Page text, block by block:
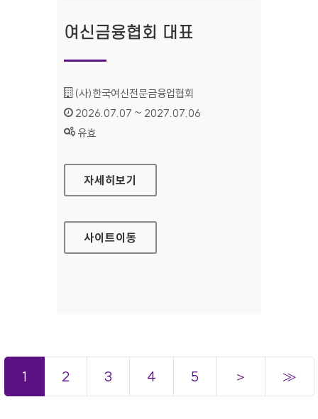
여신금융협회 대표
기관명 :
(사)한국여신전문금융업협회
인증기간 :
2026.07.07 ~ 2027.07.06
상태 :
유효
여신금융협회 대표
자세히보기
사이트이동
1 2 3 4 5 ＞ ≫